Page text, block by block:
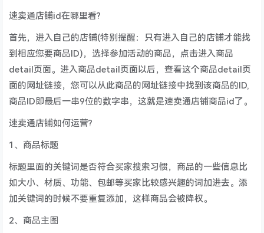
速卖通店铺id在哪里看?
首先，进入自己的店铺(特别提醒：只有进入自己的店铺才能找
到相应您要商品ID)，选择参加活动的商品，点击进入商品
detail页面。进入商品detail页面以后，查看这个商品detail页
面的网址链接，您可以从此商品的网址链接中找到该商品的ID,
商品ID即最后一串9位的数字串，这就是速卖通店铺商品id了。
速卖通店铺如何运营?
1、商品标题
标题里面的关键词是否符合买家搜索习惯，商品的一些信息比
如大小、材质、功能、包邮等买家比较感兴趣的词加进去。添
加关键词的时候不要重复添加，这样商品会被降权。
2、商品主图